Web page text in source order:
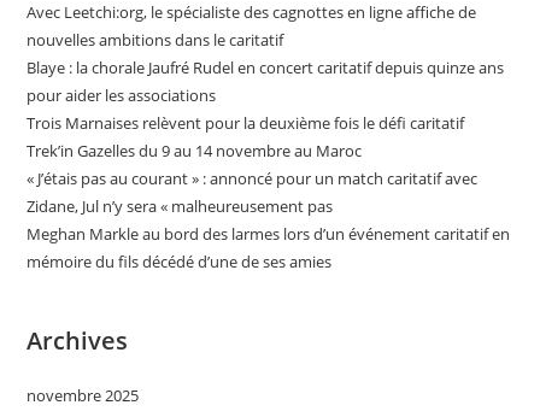
Avec Leetchi:org, le spécialiste des cagnottes en ligne affiche de
nouvelles ambitions dans le caritatif
Blaye : la chorale Jaufré Rudel en concert caritatif depuis quinze ans
pour aider les associations
Trois Marnaises relèvent pour la deuxième fois le défi caritatif
Trek’in Gazelles du 9 au 14 novembre au Maroc
« J’étais pas au courant » : annoncé pour un match caritatif avec
Zidane, Jul n’y sera « malheureusement pas
Meghan Markle au bord des larmes lors d’un événement caritatif en
mémoire du fils décédé d’une de ses amies
Archives
novembre 2025